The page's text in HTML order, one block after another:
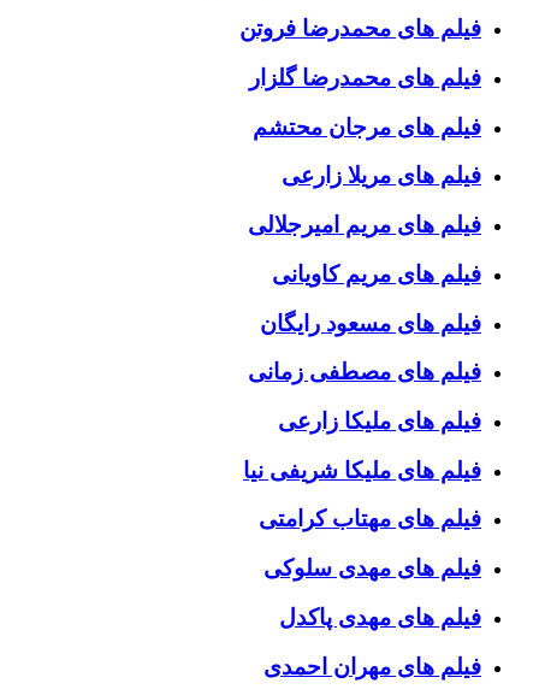
فیلم های محمدرضا فروتن
فیلم های محمدرضا گلزار
فیلم های مرجان محتشم
فیلم های مریلا زارعی
فیلم های مریم امیرجلالی
فیلم های مریم کاویانی
فیلم های مسعود رایگان
فیلم های مصطفی زمانی
فیلم های ملیکا زارعی
فیلم های ملیکا شریفی نیا
فیلم های مهتاب کرامتی
فیلم های مهدی سلوکی
فیلم های مهدی پاکدل
فیلم های مهران احمدی